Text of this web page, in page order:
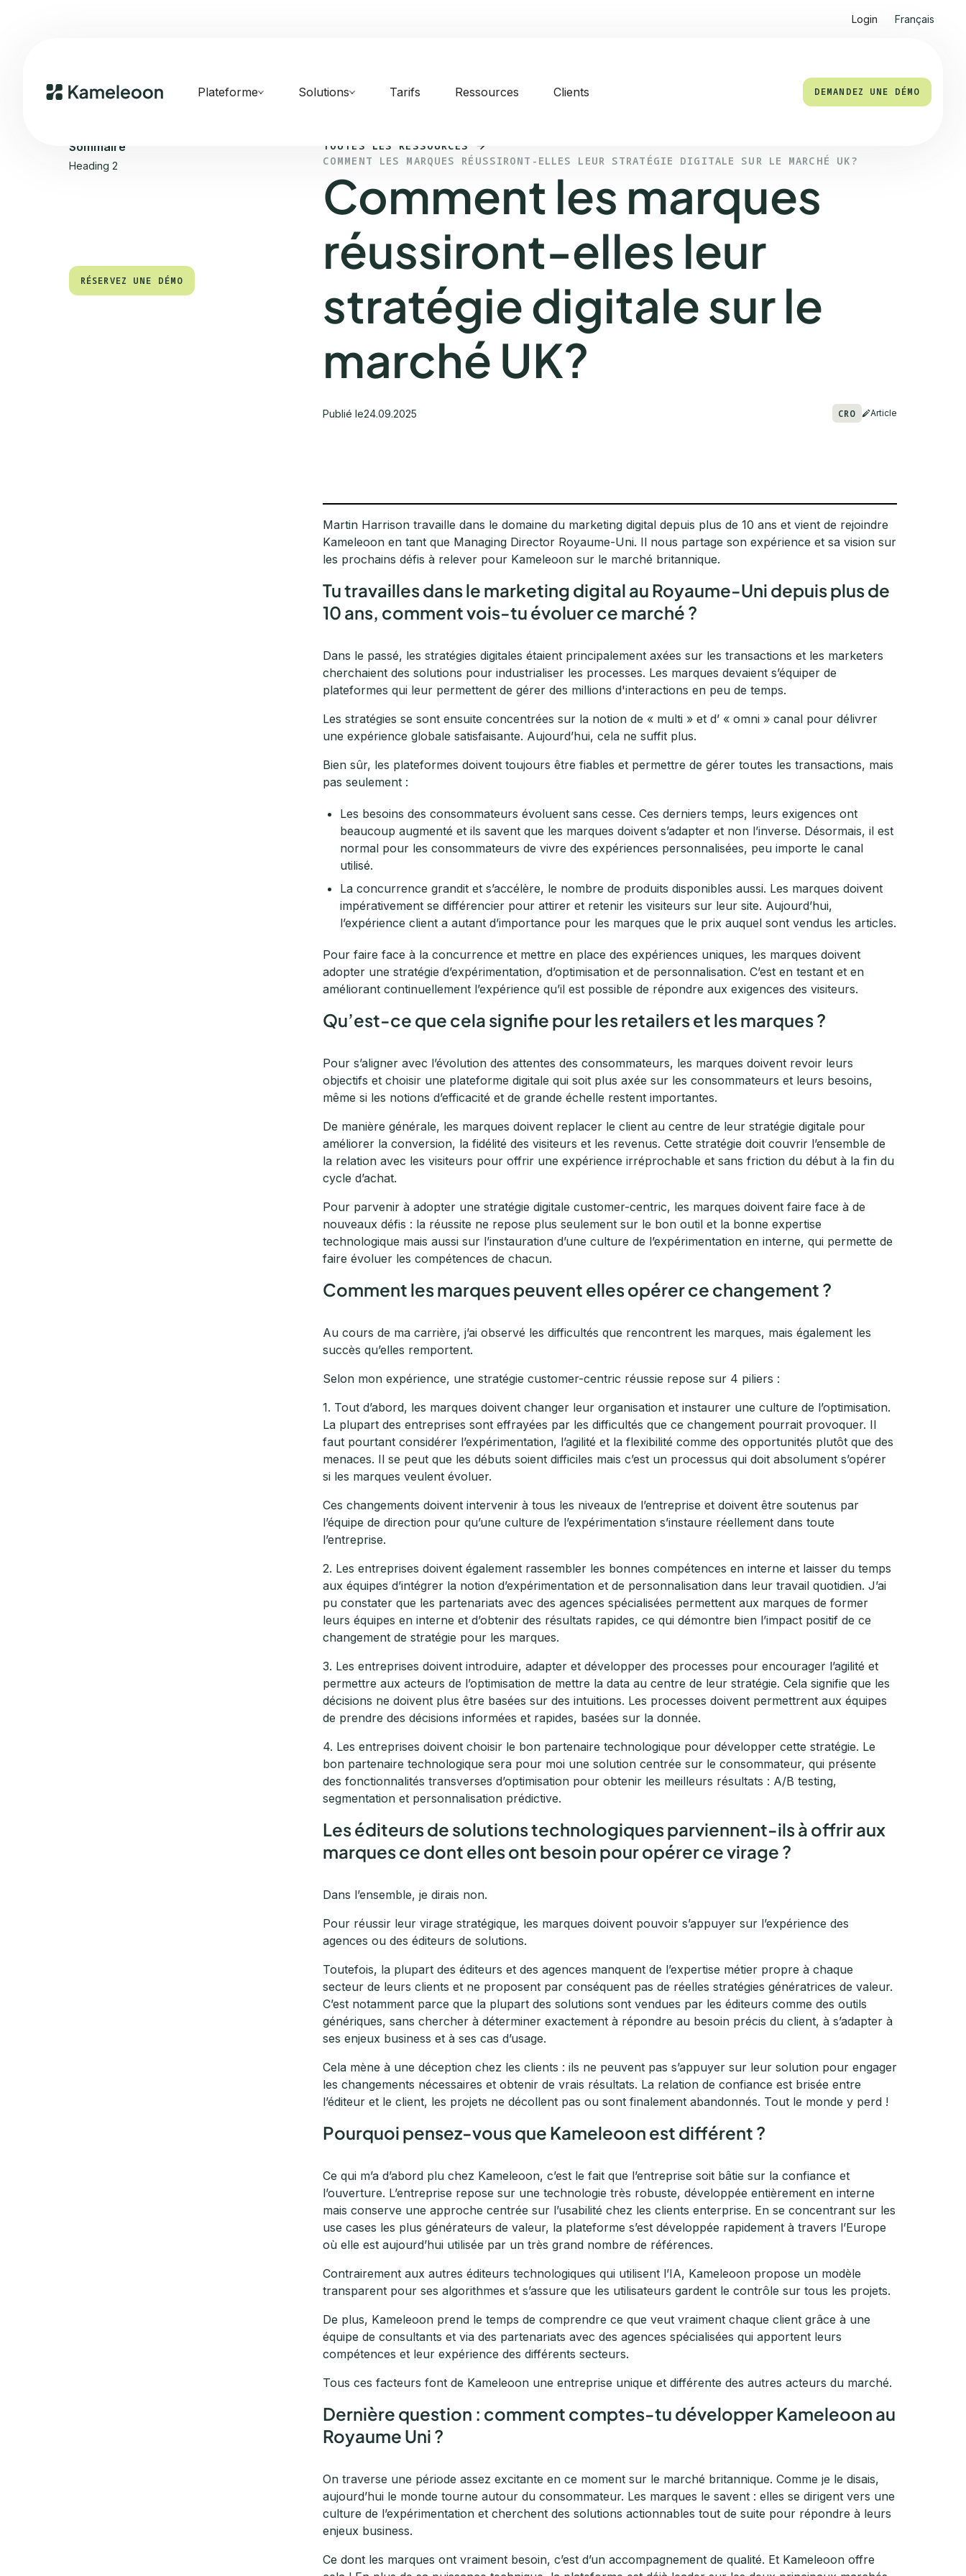
Login Français
Plateforme Solutions Tarifs Ressources Clients DEMANDEZ UNE DÉMO
Sommaire
Heading 2
RÉSERVEZ UNE DÉMO
TOUTES LES RESSOURCES
COMMENT LES MARQUES RÉUSSIRONT-ELLES LEUR STRATÉGIE DIGITALE SUR LE MARCHÉ UK?
Comment les marques
réussiront-elles leur
stratégie digitale sur le
marché UK?
Publié le24.09.2025 CRO Article
Martin Harrison travaille dans le domaine du marketing digital depuis plus de 10 ans et vient de rejoindre
Kameleoon en tant que Managing Director Royaume-Uni. Il nous partage son expérience et sa vision sur
les prochains défis à relever pour Kameleoon sur le marché britannique.
Tu travailles dans le marketing digital au Royaume-Uni depuis plus de
10 ans, comment vois-tu évoluer ce marché ?
Dans le passé, les stratégies digitales étaient principalement axées sur les transactions et les marketers
cherchaient des solutions pour industrialiser les processes. Les marques devaient s’équiper de
plateformes qui leur permettent de gérer des millions d'interactions en peu de temps.
Les stratégies se sont ensuite concentrées sur la notion de « multi » et d’ « omni » canal pour délivrer
une expérience globale satisfaisante. Aujourd’hui, cela ne suffit plus.
Bien sûr, les plateformes doivent toujours être fiables et permettre de gérer toutes les transactions, mais
pas seulement :
Les besoins des consommateurs évoluent sans cesse. Ces derniers temps, leurs exigences ont
beaucoup augmenté et ils savent que les marques doivent s’adapter et non l’inverse. Désormais, il est
normal pour les consommateurs de vivre des expériences personnalisées, peu importe le canal
utilisé.
La concurrence grandit et s’accélère, le nombre de produits disponibles aussi. Les marques doivent
impérativement se différencier pour attirer et retenir les visiteurs sur leur site. Aujourd’hui,
l’expérience client a autant d’importance pour les marques que le prix auquel sont vendus les articles.
Pour faire face à la concurrence et mettre en place des expériences uniques, les marques doivent
adopter une stratégie d’expérimentation, d’optimisation et de personnalisation. C’est en testant et en
améliorant continuellement l’expérience qu’il est possible de répondre aux exigences des visiteurs.
Qu’est-ce que cela signifie pour les retailers et les marques ?
Pour s’aligner avec l’évolution des attentes des consommateurs, les marques doivent revoir leurs
objectifs et choisir une plateforme digitale qui soit plus axée sur les consommateurs et leurs besoins,
même si les notions d’efficacité et de grande échelle restent importantes.
De manière générale, les marques doivent replacer le client au centre de leur stratégie digitale pour
améliorer la conversion, la fidélité des visiteurs et les revenus. Cette stratégie doit couvrir l’ensemble de
la relation avec les visiteurs pour offrir une expérience irréprochable et sans friction du début à la fin du
cycle d’achat.
Pour parvenir à adopter une stratégie digitale customer-centric, les marques doivent faire face à de
nouveaux défis : la réussite ne repose plus seulement sur le bon outil et la bonne expertise
technologique mais aussi sur l’instauration d’une culture de l’expérimentation en interne, qui permette de
faire évoluer les compétences de chacun.
Comment les marques peuvent elles opérer ce changement ?
Au cours de ma carrière, j’ai observé les difficultés que rencontrent les marques, mais également les
succès qu’elles remportent.
Selon mon expérience, une stratégie customer-centric réussie repose sur 4 piliers :
1. Tout d’abord, les marques doivent changer leur organisation et instaurer une culture de l’optimisation.
La plupart des entreprises sont effrayées par les difficultés que ce changement pourrait provoquer. Il
faut pourtant considérer l’expérimentation, l’agilité et la flexibilité comme des opportunités plutôt que des
menaces. Il se peut que les débuts soient difficiles mais c’est un processus qui doit absolument s’opérer
si les marques veulent évoluer.
Ces changements doivent intervenir à tous les niveaux de l’entreprise et doivent être soutenus par
l’équipe de direction pour qu’une culture de l’expérimentation s’instaure réellement dans toute
l’entreprise.
2. Les entreprises doivent également rassembler les bonnes compétences en interne et laisser du temps
aux équipes d’intégrer la notion d’expérimentation et de personnalisation dans leur travail quotidien. J’ai
pu constater que les partenariats avec des agences spécialisées permettent aux marques de former
leurs équipes en interne et d’obtenir des résultats rapides, ce qui démontre bien l’impact positif de ce
changement de stratégie pour les marques.
3. Les entreprises doivent introduire, adapter et développer des processes pour encourager l’agilité et
permettre aux acteurs de l’optimisation de mettre la data au centre de leur stratégie. Cela signifie que les
décisions ne doivent plus être basées sur des intuitions. Les processes doivent permettrent aux équipes
de prendre des décisions informées et rapides, basées sur la donnée.
4. Les entreprises doivent choisir le bon partenaire technologique pour développer cette stratégie. Le
bon partenaire technologique sera pour moi une solution centrée sur le consommateur, qui présente
des fonctionnalités transverses d’optimisation pour obtenir les meilleurs résultats : A/B testing,
segmentation et personnalisation prédictive.
Les éditeurs de solutions technologiques parviennent-ils à offrir aux
marques ce dont elles ont besoin pour opérer ce virage ?
Dans l’ensemble, je dirais non.
Pour réussir leur virage stratégique, les marques doivent pouvoir s’appuyer sur l’expérience des
agences ou des éditeurs de solutions.
Toutefois, la plupart des éditeurs et des agences manquent de l’expertise métier propre à chaque
secteur de leurs clients et ne proposent par conséquent pas de réelles stratégies génératrices de valeur.
C’est notamment parce que la plupart des solutions sont vendues par les éditeurs comme des outils
génériques, sans chercher à déterminer exactement à répondre au besoin précis du client, à s’adapter à
ses enjeux business et à ses cas d’usage.
Cela mène à une déception chez les clients : ils ne peuvent pas s’appuyer sur leur solution pour engager
les changements nécessaires et obtenir de vrais résultats. La relation de confiance est brisée entre
l’éditeur et le client, les projets ne décollent pas ou sont finalement abandonnés. Tout le monde y perd !
Pourquoi pensez-vous que Kameleoon est différent ?
Ce qui m’a d’abord plu chez Kameleoon, c’est le fait que l’entreprise soit bâtie sur la confiance et
l’ouverture. L’entreprise repose sur une technologie très robuste, développée entièrement en interne
mais conserve une approche centrée sur l’usabilité chez les clients enterprise. En se concentrant sur les
use cases les plus générateurs de valeur, la plateforme s’est développée rapidement à travers l’Europe
où elle est aujourd’hui utilisée par un très grand nombre de références.
Contrairement aux autres éditeurs technologiques qui utilisent l’IA, Kameleoon propose un modèle
transparent pour ses algorithmes et s’assure que les utilisateurs gardent le contrôle sur tous les projets.
De plus, Kameleoon prend le temps de comprendre ce que veut vraiment chaque client grâce à une
équipe de consultants et via des partenariats avec des agences spécialisées qui apportent leurs
compétences et leur expérience des différents secteurs.
Tous ces facteurs font de Kameleoon une entreprise unique et différente des autres acteurs du marché.
Dernière question : comment comptes-tu développer Kameleoon au
Royaume Uni ?
On traverse une période assez excitante en ce moment sur le marché britannique. Comme je le disais,
aujourd’hui le monde tourne autour du consommateur. Les marques le savent : elles se dirigent vers une
culture de l’expérimentation et cherchent des solutions actionnables tout de suite pour répondre à leurs
enjeux business.
Ce dont les marques ont vraiment besoin, c’est d’un accompagnement de qualité. Et Kameleoon offre